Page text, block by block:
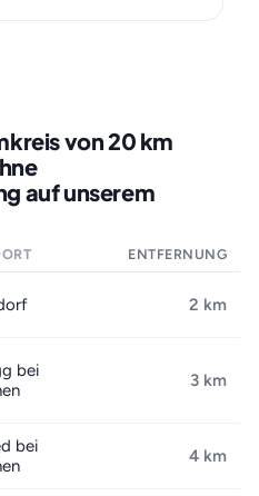
von 20 km
auf unserem
ENTFERNUNG
2 km
bei
3 km
bei
4 km